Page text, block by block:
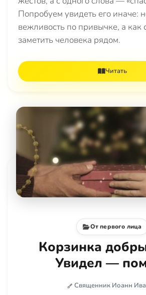
Попробуем увидеть его иначе:
вежливость по привычке, а как
заметить человека рядом.
Читать
От первого лица
Корзинка
Увидел —
Священник Иоанн